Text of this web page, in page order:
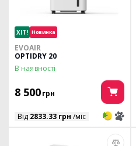
ХІТ! Новинка
EVOAIR
OPTIDRY 20
В наявності
8 500грн
Від 2833.33 грн /міс 3 3